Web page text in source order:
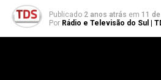
Publicado 2 anos atrás em 11
Por Rádio e Televisão do Sul |